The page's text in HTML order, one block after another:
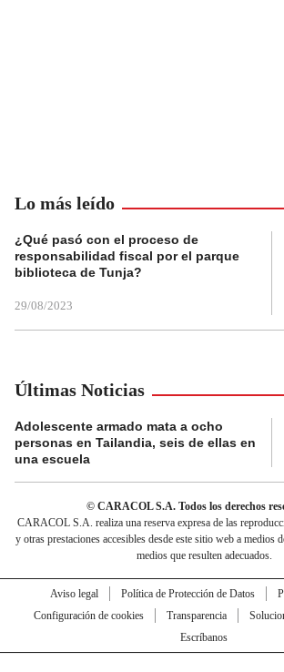
Lo más leído
¿Qué pasó con el proceso de
responsabilidad fiscal por el parque
biblioteca de Tunja?
29/08/2023
Últimas Noticias
Adolescente armado mata a ocho
personas en Tailandia, seis de ellas en
una escuela
© CARACOL S.A. Todos los derechos
CARACOL S.A. realiza una reserva expresa de las
y otras prestaciones accesibles desde este sitio web a medios
medios que resulten adecuados.
Aviso legal Política de Protección de Datos
Configuración de cookies
Transparencia
Escríbanos